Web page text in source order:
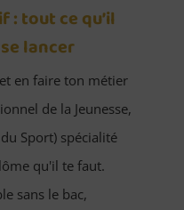
: tout ce qu’il
lancer
en faire ton métier
de la Jeunesse,
Sport) spécialité
qu'il te faut.
sans le bac,